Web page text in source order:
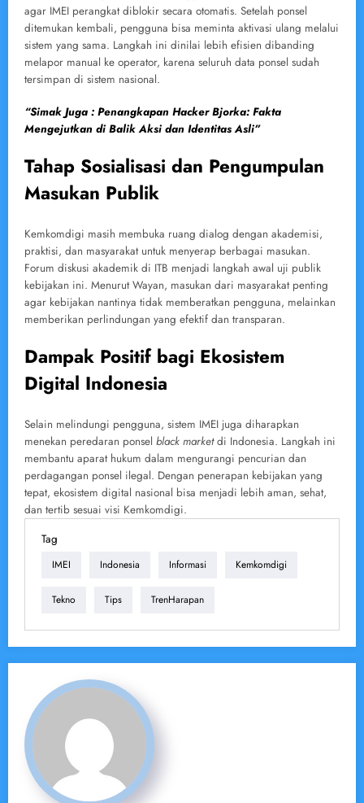
agar IMEI perangkat diblokir secara otomatis. Setelah ponsel
ditemukan kembali, pengguna bisa meminta aktivasi ulang melalui
sistem yang sama. Langkah ini dinilai lebih efisien dibanding
melapor manual ke operator, karena seluruh data ponsel sudah
tersimpan di sistem nasional.
“Simak Juga : Penangkapan Hacker Bjorka: Fakta
Mengejutkan di Balik Aksi dan Identitas Asli”
Tahap Sosialisasi dan Pengumpulan
Masukan Publik
Kemkomdigi masih membuka ruang dialog dengan akademisi,
praktisi, dan masyarakat untuk menyerap berbagai masukan.
Forum diskusi akademik di ITB menjadi langkah awal uji publik
kebijakan ini. Menurut Wayan, masukan dari masyarakat penting
agar kebijakan nantinya tidak memberatkan pengguna, melainkan
memberikan perlindungan yang efektif dan transparan.
Dampak Positif bagi Ekosistem
Digital Indonesia
Selain melindungi pengguna, sistem IMEI juga diharapkan
menekan peredaran ponsel black marketdi Indonesia. Langkah ini
membantu aparat hukum dalam mengurangi pencurian dan
perdagangan ponsel ilegal. Dengan penerapan kebijakan yang
tepat, ekosistem digital nasional bisa menjadi lebih aman, sehat,
dan tertib sesuai visi Kemkomdigi.
Tag
IMEI Indonesia Informasi Kemkomdigi
Tekno Tips TrenHarapan